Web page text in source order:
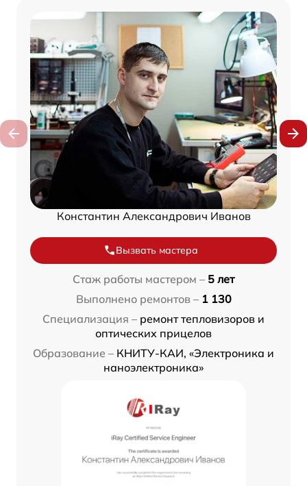
Константин Александрович Иванов
Вызвать мастера
Стаж работы мастером – 5 лет
Выполнено ремонтов – 1 130
Специализация – ремонт тепловизоров и
оптических прицелов
Образование – КНИТУ-КАИ, «Электроника и
наноэлектроника»